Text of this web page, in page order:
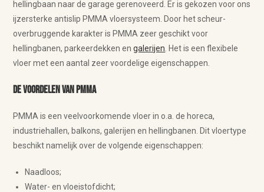
hellingbaan naar de garage gerenoveerd. Er is gekozen voor ons
ijzersterke antislip PMMA vloersysteem. Door het scheur-
overbruggende karakter is PMMA zeer geschikt voor
hellingbanen, parkeerdekken engalerijen . Het is een flexibele
vloer met een aantal zeer voordelige eigenschappen.
De voordelen van PMMA
PMMA is een veelvoorkomende vloer in o.a. de horeca,
industriehallen, balkons, galerijen en hellingbanen. Dit vloertype
beschikt namelijk over de volgende eigenschappen:
Naadloos;
Water- en vloeistofdicht;